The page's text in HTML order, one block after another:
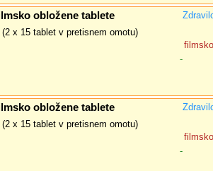
obložene tablete
x 15 tablet v pretisnem omotu)
-
obložene tablete
x 15 tablet v pretisnem omotu)
-